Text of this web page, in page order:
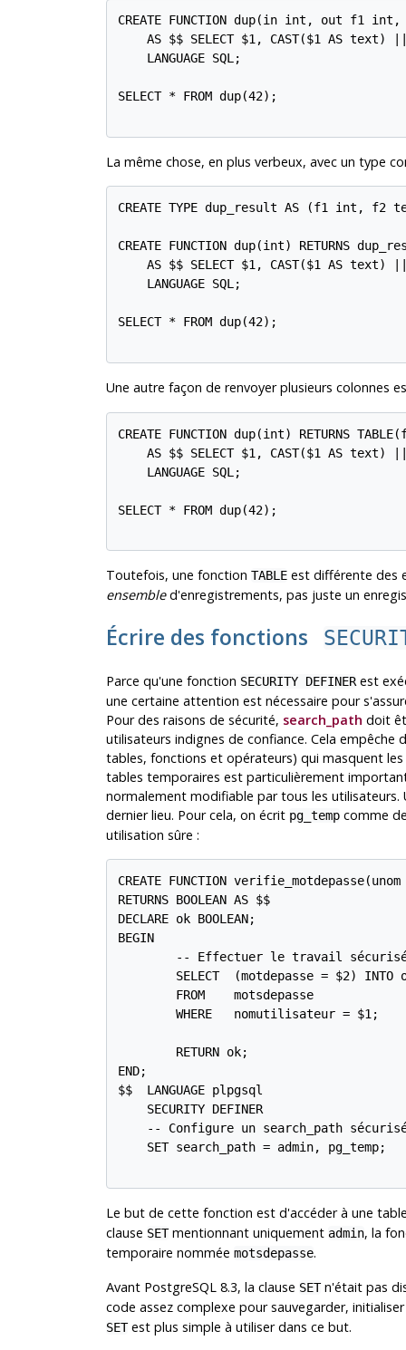
CREATE FUNCTION dup(in int, out f1
AS $$ SELECT $1, CAST($1 AS text)
    LANGUAGE SQL;
SELECT * FROM dup(42);
La même chose, en plus verbeux, avec un type
CREATE TYPE dup_result AS (f1 int, f2
CREATE FUNCTION dup(int) RETURNS
AS $$ SELECT $1, CAST($1 AS text)
    LANGUAGE SQL;
SELECT * FROM dup(42);
Une autre façon de renvoyer plusieurs colonnes
CREATE FUNCTION dup(int) RETURNS
AS $$ SELECT $1, CAST($1 AS text)
    LANGUAGE SQL;
SELECT * FROM dup(42);
Toutefois, une fonction TABLEest différente des
ensembled'enregistrements, pas juste un
Écrire des fonctions
Parce qu'une fonction SECURITY DEFINERest
une certaine attention est nécessaire pour
Pour des raisons de sécurité, search_path doit
utilisateurs indignes de confiance. Cela
tables, fonctions et opérateurs) qui masquent
tables temporaires est particulièrement
normalement modifiable par tous les utilisateurs.
dernier lieu. Pour cela, on écrit pg_tempcomme
utilisation sûre :
CREATE FUNCTION
RETURNS BOOLEAN AS $$
DECLARE ok BOOLEAN;
BEGIN
-- Effectuer le travail
SELECT  (motdepasse = $2) INTO
        FROM    motsdepasse
        WHERE   nomutilisateur = $1;
        RETURN ok;
END;
$$  LANGUAGE plpgsql
    SECURITY DEFINER
-- Configure un search_path
    SET search_path = admin, pg_temp;
Le but de cette fonction est d'accéder à une
clause SETmentionnant uniquement admin, la
temporaire nommée motsdepasse.
Avant PostgreSQL8.3, la clause SETn'était pas
code assez complexe pour sauvegarder,
SETest plus simple à utiliser dans ce but.